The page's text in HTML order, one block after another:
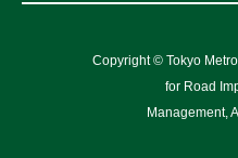
Copyright © Tokyo
for Road
Management,